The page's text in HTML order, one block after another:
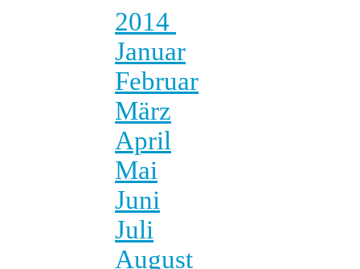
2014
Januar
Februar
März
April
Mai
Juni
Juli
August